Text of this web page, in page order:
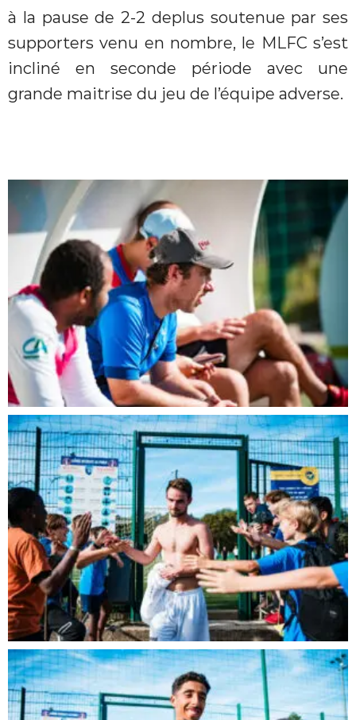
à la pause de 2-2 deplus soutenue par ses
supporters venu en nombre, le MLFC s’est
incliné en seconde période avec une
grande maitrise du jeu de l’équipe adverse.